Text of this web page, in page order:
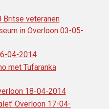
Britse veteranen
in Overloon 03-05-
04-2014
met Tufaranka
18-04-2014
Overloon 17-04-